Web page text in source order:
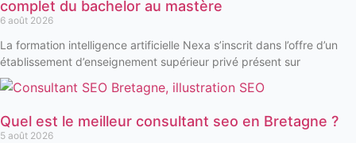
complet du bachelor au mastère
6 août 2026
La formation intelligence artificielle Nexa s’inscrit dans l’offre d’un
établissement d’enseignement supérieur privé présent sur
Quel est le meilleur consultant seo en Bretagne ?
5 août 2026